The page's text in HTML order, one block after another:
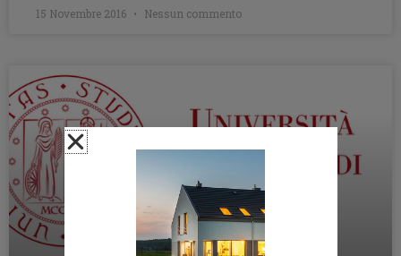
15 Novembre 2016 Nessun commento